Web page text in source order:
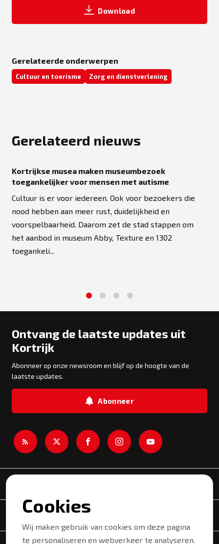
Download
Gerelateerde onderwerpen
Cultuur en toerisme Zorg en dienstverlening
Gerelateerd nieuws
Kortrijkse musea maken museumbezoek
toegankelijker voor mensen met autisme
Cultuur is er voor iedereen. Ook voor bezoekers die
nood hebben aan meer rust, duidelijkheid en
voorspelbaarheid. Daarom zet de stad stappen om
het aanbod in museum Abby, Texture en 1302
toegankeli...
Ontvang de laatste updates uit
Kortrijk
Abonneer op onze newsroom en blijf op de hoogte van de
laatste updates.
Abonneer
Onderwerpen
Cookies
Wij maken gebruik van cookies om deze pagina
te personaliseren en webverkeer te analyseren.